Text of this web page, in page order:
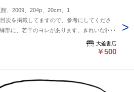
、2009、204p、20cm、1
次を掲載してますので、参考にしてくださ
部に、若干のヨレがあります。きれいな状態
たいので、OPPで透明カバーを巻いて、発
に取れますし、本体に直接、接着しないので、
2009年発行・5刷。ページ・カバー破れ、落
りません。クリックポスト（追跡可能）で、
宜しくお願いします。
大釜書店
￥500